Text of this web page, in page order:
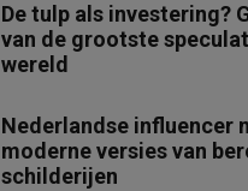
De tulp als investering?
van de grootste
wereld
Nederlandse influencer
moderne versies van
schilderijen